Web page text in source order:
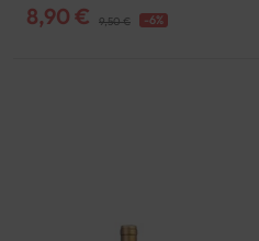
Blaye | AOP
8,90 € 9,50 € -6%